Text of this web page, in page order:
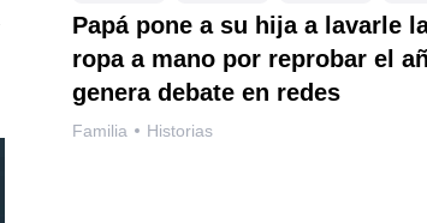
Papá pone a su hija a lavarle
ropa a mano por reprobar el
genera debate en redes
Familia Historias